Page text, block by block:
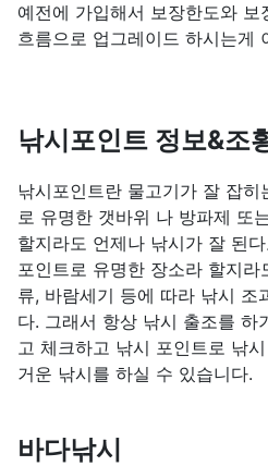
예전에 가입해서 보장한도와
흐름으로 업그레이드 하시는게
낚시포인트 정보&조
낚시포인트란 물고기가 잘 잡
로 유명한 갯바위 나 방파제 또
할지라도 언제나 낚시가 잘 된
포인트로 유명한 장소라 할지
류, 바람세기 등에 따라 낚시 조
다. 그래서 항상 낚시 출조를 하
고 체크하고 낚시 포인트로 낚
거운 낚시를 하실 수 있습니다.
바다낚시